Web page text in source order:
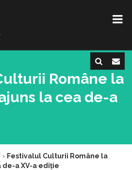
Române la
la cea de-a
› Festivalul Culturii Române la
de-a XV-a ediție